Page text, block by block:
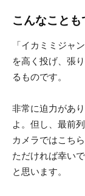
こんなことも
「イカミミジャ
を高く投げ、張
るものです。
非常に迫力があ
よ。但し、最前
カメラではこち
ただければ幸い
と思います。